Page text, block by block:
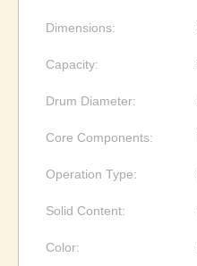
Dimensions:
Capacity:
Drum Diameter:
Core Components:
Operation Type:
Solid Content:
Color: